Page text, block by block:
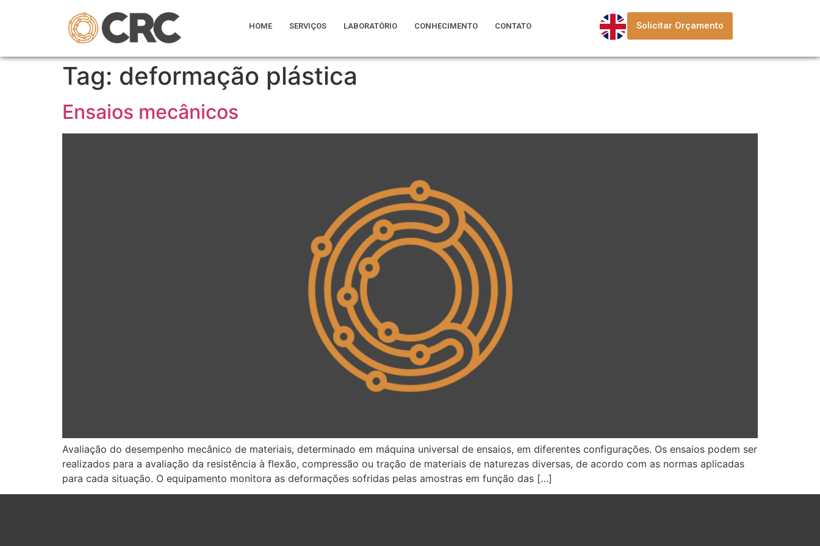
HOME SERVIÇOS LABORATÓRIO CONHECIMENTO CONTATO Solicitar Orçamento
Tag: deformação plástica
Ensaios mecânicos
Avaliação do desempenho mecânico de materiais, determinado em máquina universal de ensaios, em diferentes configurações. Os ensaios podem ser
realizados para a avaliação da resistência à flexão, compressão ou tração de materiais de naturezas diversas, de acordo com as normas aplicadas
para cada situação. O equipamento monitora as deformações sofridas pelas amostras em função das […]